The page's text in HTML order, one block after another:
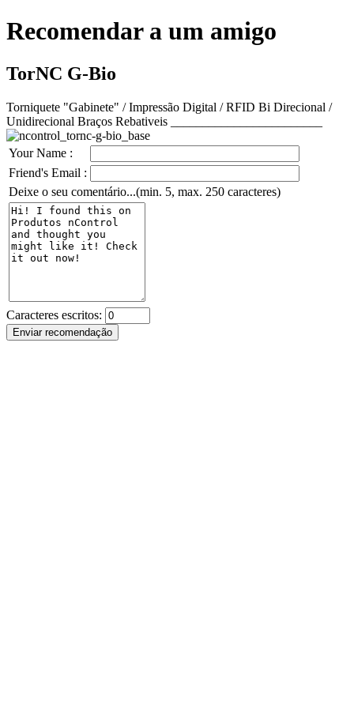
Recomendar a um amigo
TorNC G-Bio
Torniquete "Gabinete" / Impressão Digital / RFID Bi Direcional /
Unidirecional Braços Rebativeis ________________________
Your Name :
Friend's Email :
Deixe o seu comentário...(min. 5, max. 250 caracteres)
Caracteres escritos: